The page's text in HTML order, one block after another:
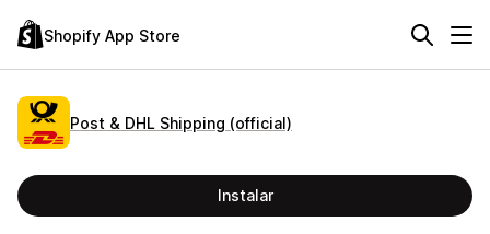
Shopify App Store
Post & DHL Shipping (official)
Instalar